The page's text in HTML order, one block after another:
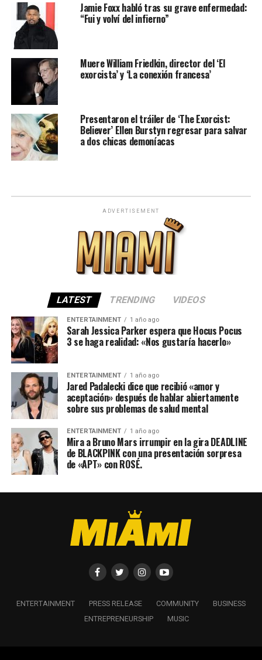
Jamie Foxx habló tras su grave enfermedad:
“Fui y volví del infierno”
Muere William Friedkin, director del ‘El
exorcista’ y ‘La conexión francesa’
Presentaron el tráiler de ‘The Exorcist:
Believer’ Ellen Burstyn regresar para salvar
a dos chicas demoníacas
ADVERTISEMENT
LATEST TRENDING VIDEOS
ENTERTAINMENT 1 año ago
Sarah Jessica Parker espera que Hocus Pocus
3 se haga realidad: «Nos gustaría hacerlo»
ENTERTAINMENT 1 año ago
Jared Padalecki dice que recibió «amor y
aceptación» después de hablar abiertamente
sobre sus problemas de salud mental
ENTERTAINMENT 1 año ago
Mira a Bruno Mars irrumpir en la gira DEADLINE
de BLACKPINK con una presentación sorpresa
de «APT» con ROSÉ.
ENTERTAINMENT PRESS RELEASE COMMUNITY
BUSINESS
ENTREPRENEURSHIP
MUSIC